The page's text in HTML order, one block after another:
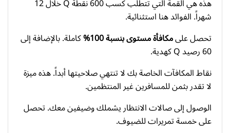
شهراً. الفوائد هنا استثنائية.
تحصل علىمكافأة مستوى بنسبة 100% كاملة. بالإضافة إلى
60 رصيد Q كهدية.
نقاط المكافآت الخاصة بك لا تنتهي صلاحيتها أبداً. هذه ميزة
لا تقدر بثمن للمسافرين غير المنتظمين.
الوصول إلى صالات الانتظار يشملك وضيفين معك. تحصل
على خمسة تمريرات للضيوف.